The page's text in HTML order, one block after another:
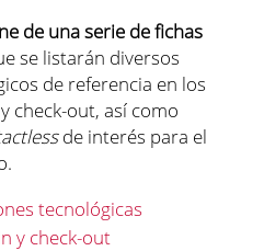
de una serie de fichas
se listarán diversos
de referencia en los
check-out, así como
de interés para el
tecnológicas
y check-out